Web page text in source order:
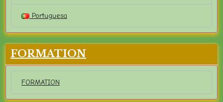
Portuguesa
FORMATION
FORMATION